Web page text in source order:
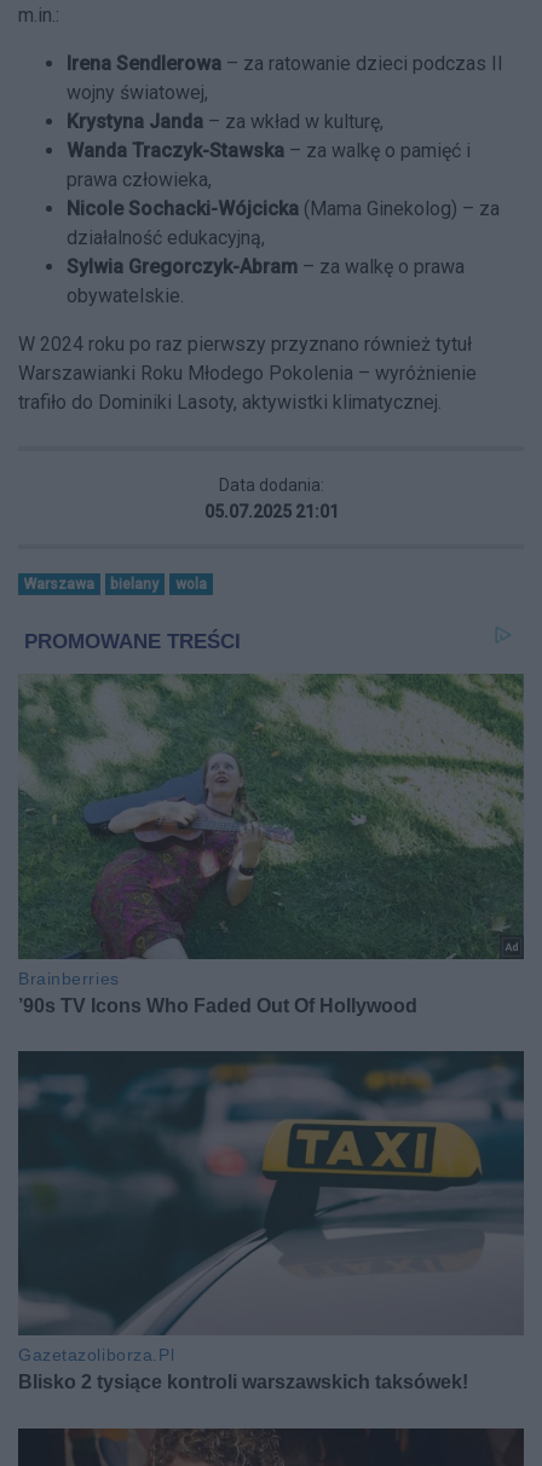
m.in.:
Irena Sendlerowa – za ratowanie dzieci podczas II
wojny światowej,
Krystyna Janda – za wkład w kulturę,
Wanda Traczyk-Stawska – za walkę o pamięć i
prawa człowieka,
Nicole Sochacki-Wójcicka (Mama Ginekolog) – za
działalność edukacyjną,
Sylwia Gregorczyk-Abram – za walkę o prawa
obywatelskie.
W 2024 roku po raz pierwszy przyznano również tytuł
Warszawianki Roku Młodego Pokolenia – wyróżnienie
trafiło do Dominiki Lasoty, aktywistki klimatycznej.
Data dodania:
05.07.2025 21:01
Warszawa bielany wola